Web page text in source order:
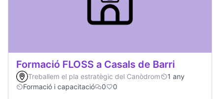
Formació FLOSS a Casals de Barri
Treballem el pla estratègic del Canòdrom
1 any
Formació i capacitació
0 0